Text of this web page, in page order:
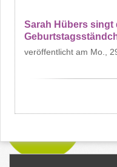
Sarah Hübers singt
Mo.,